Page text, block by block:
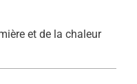
et de la chaleur